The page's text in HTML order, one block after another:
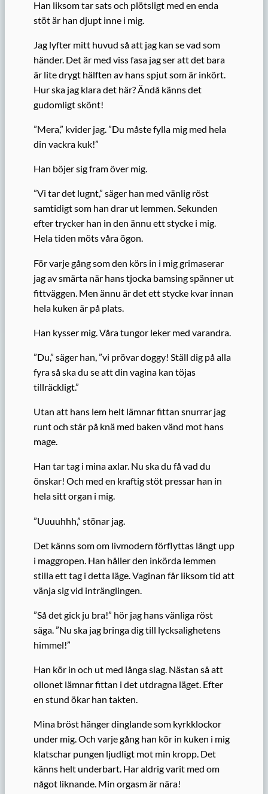
Han liksom tar sats och plötsligt med en enda
stöt är han djupt inne i mig.
Jag lyfter mitt huvud så att jag kan se vad som
händer. Det är med viss fasa jag ser att det bara
är lite drygt hälften av hans spjut som är inkört.
Hur ska jag klara det här? Ändå känns det
gudomligt skönt!
”Mera,” kvider jag. ”Du måste fylla mig med hela
din vackra kuk!”
Han böjer sig fram över mig.
”Vi tar det lugnt,” säger han med vänlig röst
samtidigt som han drar ut lemmen. Sekunden
efter trycker han in den ännu ett stycke i mig.
Hela tiden möts våra ögon.
För varje gång som den körs in i mig grimaserar
jag av smärta när hans tjocka bamsing spänner ut
fittväggen. Men ännu är det ett stycke kvar innan
hela kuken är på plats.
Han kysser mig. Våra tungor leker med varandra.
”Du,” säger han, ”vi prövar doggy! Ställ dig på alla
fyra så ska du se att din vagina kan töjas
tillräckligt.”
Utan att hans lem helt lämnar fittan snurrar jag
runt och står på knä med baken vänd mot hans
mage.
Han tar tag i mina axlar. Nu ska du få vad du
önskar! Och med en kraftig stöt pressar han in
hela sitt organ i mig.
”Uuuuhhh,” stönar jag.
Det känns som om livmodern förflyttas långt upp
i maggropen. Han håller den inkörda lemmen
stilla ett tag i detta läge. Vaginan får liksom tid att
vänja sig vid intränglingen.
”Så det gick ju bra!” hör jag hans vänliga röst
säga. ”Nu ska jag bringa dig till lycksalighetens
himmel!”
Han kör in och ut med långa slag. Nästan så att
ollonet lämnar fittan i det utdragna läget. Efter
en stund ökar han takten.
Mina bröst hänger dinglande som kyrkklockor
under mig. Och varje gång han kör in kuken i mig
klatschar pungen ljudligt mot min kropp. Det
känns helt underbart. Har aldrig varit med om
något liknande. Min orgasm är nära!